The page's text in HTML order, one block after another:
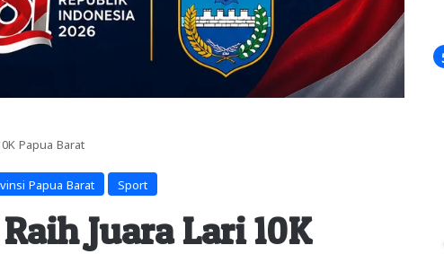
Papua Barat
Papua Barat Sport
Juara Lari 10K